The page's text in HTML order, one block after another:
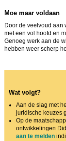
Moe maar voldaan
Door de veelvoud aan
met een vol hoofd en
Genoeg werk aan de
hebben weer scherp
Wat volgt?
Aan de slag met
juridische keuzes
Op de
ontwikkelingen
aan te melden